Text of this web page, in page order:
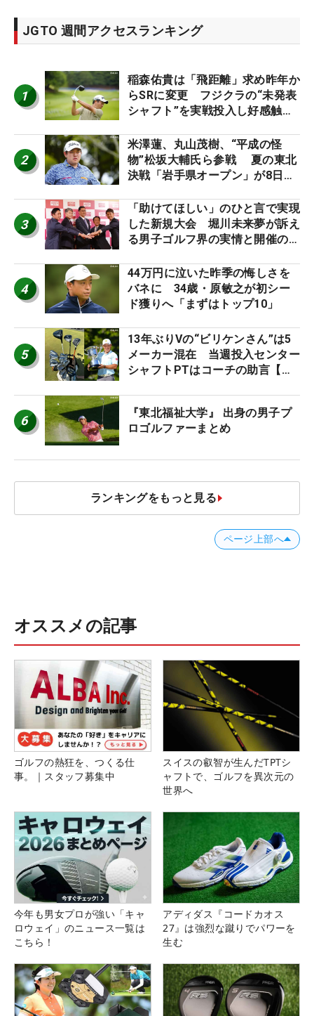
JGTO 週間アクセスランキング
1
稲森佑貴は「飛距離」求め昨年か
らSRに変更 フジクラの“未発表
シャフト”を実戦投入し好感触
ーのヒトネタ！】
2
米澤蓮、丸山茂樹、“平成の怪
物”松坂大輔氏ら参戦 夏の東北
決戦「岩手県オープン」が8日開
3
「助けてほしい」のひと言で実現
した新規大会 堀川未来夢が訴え
る男子ゴルフ界の実情と開催の舞
4
44万円に泣いた昨季の悔しさを
バネに 34歳・原敏之が初シー
ド獲りへ「まずはトップ10」
5
13年ぶりVの“ビリケンさん”は5
メーカー混在 当週投入センター
シャフトPTはコーチの助言【勝
6
『東北福祉大学』 出身の男子プ
ロゴルファーまとめ
ランキングをもっと見る
ページ上部へ
オススメの記事
ゴルフの熱狂を、つくる仕
事。｜スタッフ募集中
スイスの叡智が生んだTPTシ
ャフトで、ゴルフを異次元の
世界へ
今年も男女プロが強い「キャ
ロウェイ」のニュース一覧は
こちら！
アディダス『コードカオス
27』は強烈な蹴りでパワーを
生む